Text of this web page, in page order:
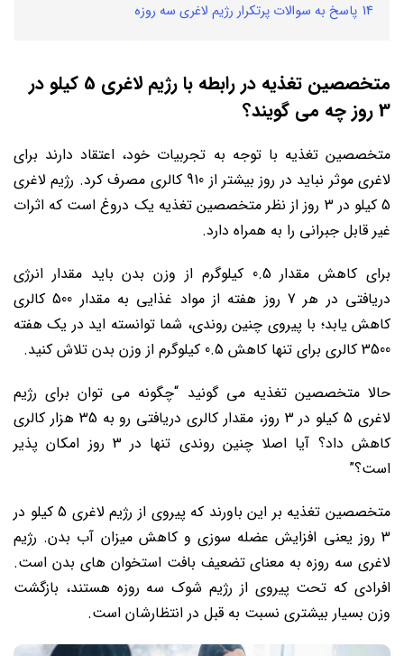
14 پاسخ به سوالات پرتکرار رژیم لاغری سه روزه
متخصصین تغذیه در رابطه با رژیم لاغری 5 کیلو در
3 روز چه می گویند؟
متخصصین تغذیه با توجه به تجربیات خود، اعتقاد دارند برای
لاغری موثر نباید در روز بیشتر از 910 کالری مصرف کرد. رژیم لاغری
5 کیلو در 3 روز از نظر متخصصین تغذیه یک دروغ است که اثرات
غیر قابل جبرانی را به همراه دارد.
برای کاهش مقدار 0.5 کیلوگرم از وزن بدن باید مقدار انرژی
دریافتی در هر 7 روز هفته از مواد غذایی به مقدار 500 کالری
کاهش یابد؛ با پیروی چنین روندی، شما توانسته اید در یک هفته
3500 کالری برای تنها کاهش 0.5 کیلوگرم از وزن بدن تلاش کنید.
حالا متخصصین تغذیه می گونید “چگونه می توان برای رژیم
لاغری 5 کیلو در 3 روز، مقدار کالری دریافتی رو به 35 هزار کالری
کاهش داد؟ آیا اصلا چنین روندی تنها در 3 روز امکان پذیر
است؟”
متخصصین تغذیه بر این باورند که پیروی از رژیم لاغری 5 کیلو در
3 روز یعنی افزایش عضله سوزی و کاهش میزان آب بدن. رژیم
لاغری سه روزه به معنای تضعیف بافت استخوان های بدن است.
افرادی که تحت پیروی از رژیم شوک سه روزه هستند، بازگشت
وزن بسیار بیشتری نسبت به قبل در انتظارشان است.